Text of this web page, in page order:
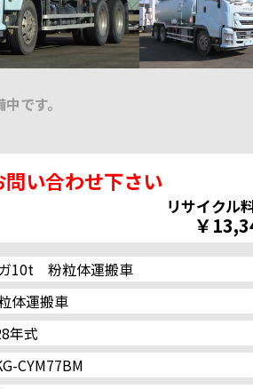
特装車・その他
全車種一覧
検索
です。
問い合わせ下さい
リサイクル
￥
10t 粉粒体運搬車
体運搬車
年式
CYM77BM